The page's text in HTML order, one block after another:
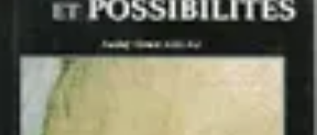
Astuces d'Achat
IncontournablesProduits à Surveiller Astuces et
Astuces et conseils
Top Soldes